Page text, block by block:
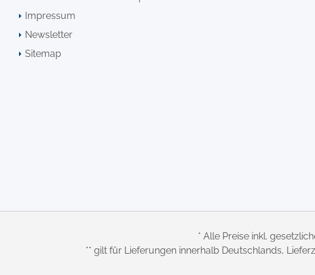
Impressum
Newsletter
Sitemap
* Alle Preise inkl.
** gilt für Lieferungen innerhalb Deutschlands,